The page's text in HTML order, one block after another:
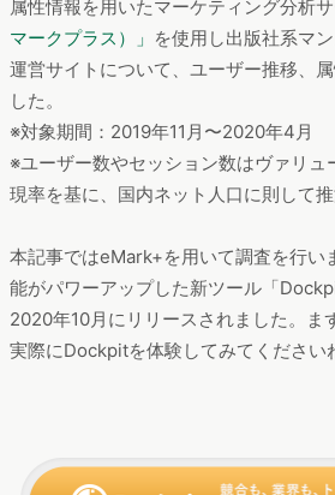
れ、拡散されることで、さらなるユー
でしょう。
分析概要
全国のモニター会員の協力により、ネ
属性情報を用いたマーケティング分析サ
運営サイトについて、ユーザー推移、
した。
※対象期間：2019年11月〜2020年4月
※ユーザー数やセッション数はヴァリュ
能がパワーアップした新ツール「